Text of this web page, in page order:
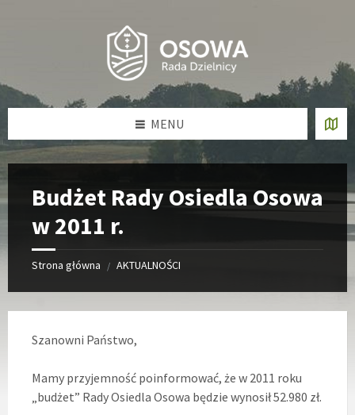
MENU
Budżet Rady Osiedla Osowa
w 2011 r.
Strona główna / AKTUALNOŚCI
Szanowni Państwo,
Mamy przyjemność poinformować, że w 2011 roku
„budżet” Rady Osiedla Osowa będzie wynosił 52.980 zł.